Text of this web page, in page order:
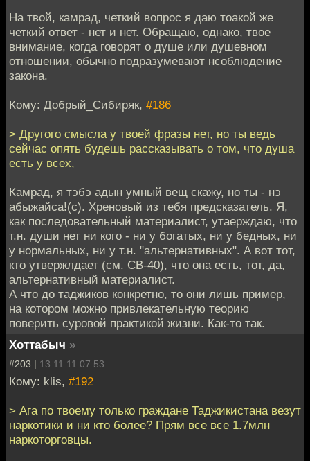
На твой, камрад, четкий вопрос я даю тоакой же
четкий ответ - нет и нет. Обращаю, однако, твое
внимание, когда говорят о душе или душевном
отношении, обычно подразумевают нсоблюдение
закона.
Кому: Добрый_Сибиряк, #186
> Другого смысла у твоей фразы нет, но ты ведь
сейчас опять будешь рассказывать о том, что душа
есть у всех,
Камрад, я тэбэ адын умный вещ скажу, но ты - нэ
абыжайса!(с). Хреновый из тебя предсказатель. Я,
как последовательный материалист, утаерждаю, что
т.н. души нет ни кого - ни у богатых, ни у бедных, ни
у нормальных, ни у т.н. "альтернативных". А вот тот,
кто утвержлдает (см. СВ-40), что она есть, тот, да,
альтернативный материалист.
А что до таджиков конкретно, то они лишь пример,
на котором можно привлекательную теорию
поверить суровой практикой жизни. Как-то так.
Хоттабыч »
#203 | 13.11.11 07:53
Кому: klis, #192
> Ага по твоему только граждане Таджикистана везут
наркотики и ни кто более? Прям все все 1.7млн
наркоторговцы.